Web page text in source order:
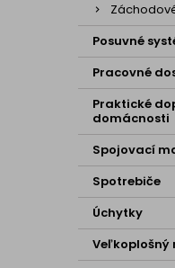
Posuvné
Pracovné
Praktické
domácnosti
Spojovací
Spotrebiče
Úchytky